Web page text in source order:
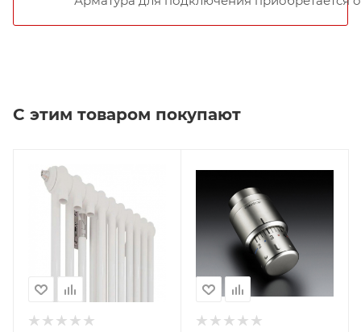
С этим товаром покупают